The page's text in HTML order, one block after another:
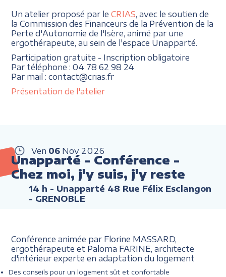
Un atelier proposé par leCRIAS , avec le soutien de
la Commission des Financeurs de la Prévention de la
Perte d'Autonomie de l'Isère, animé par une
ergothérapeute, au sein de l'espace Unapparté.
Participation gratuite - Inscription obligatoire
Par téléphone : 04 78 62 98 24
Par mail : contact@crias.fr
Présentation de l'atelier
Ven 06 Nov 2026
Unapparté - Conférence -
Chez moi, j'y suis, j'y reste
14 h - Unapparté 48 Rue Félix Esclangon
- GRENOBLE
Conférence animée par Florine MASSARD,
ergothérapeute et Paloma FARINE, architecte
d'intérieur experte en adaptation du logement
Des conseils pour un logement sût et confortable